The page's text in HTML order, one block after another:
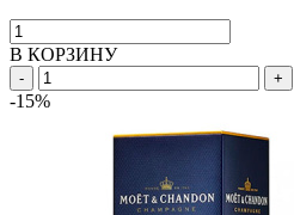
В КОРЗИНУ
- +
-15%